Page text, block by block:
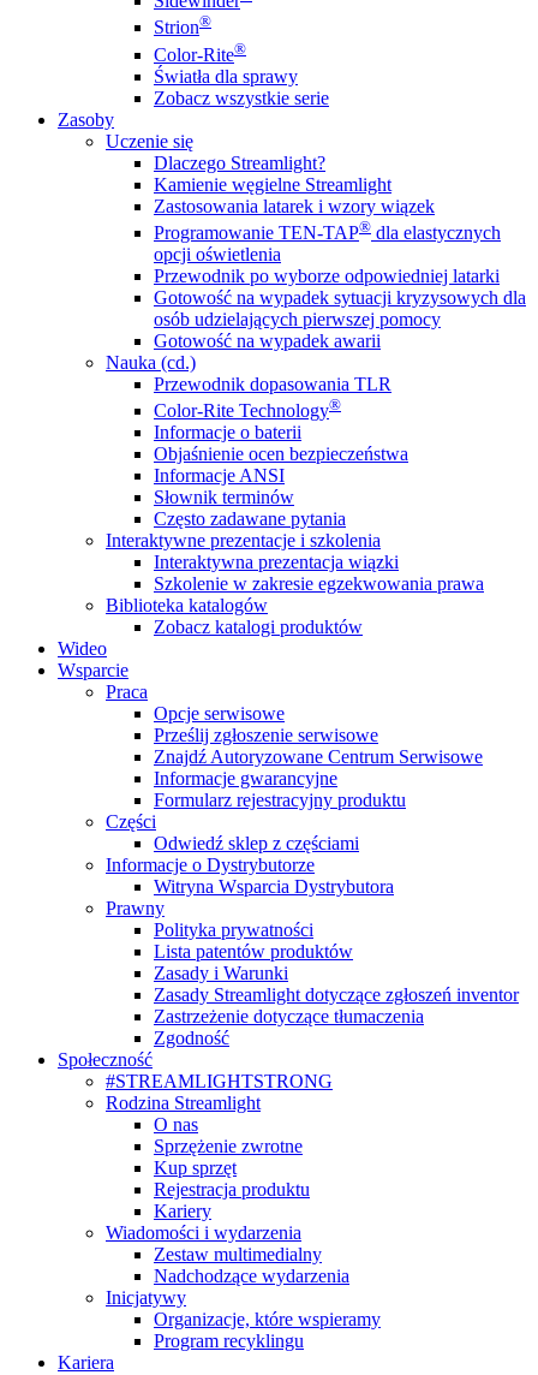
Strion®
Color-Rite®
Światła dla sprawy
Zobacz wszystkie serie
Zasoby
Uczenie się
Dlaczego Streamlight?
Kamienie węgielne Streamlight
Zastosowania latarek i wzory wiązek
Programowanie TEN-TAP® dla elastycznych
opcji oświetlenia
Przewodnik po wyborze odpowiedniej latarki
Gotowość na wypadek sytuacji kryzysowych dla
osób udzielających pierwszej pomocy
Gotowość na wypadek awarii
Nauka (cd.)
Przewodnik dopasowania TLR
Color-Rite Technology®
Informacje o baterii
Objaśnienie ocen bezpieczeństwa
Informacje ANSI
Słownik terminów
Często zadawane pytania
Interaktywne prezentacje i szkolenia
Interaktywna prezentacja wiązki
Szkolenie w zakresie egzekwowania prawa
Biblioteka katalogów
Zobacz katalogi produktów
Wideo
Wsparcie
Praca
Opcje serwisowe
Prześlij zgłoszenie serwisowe
Znajdź Autoryzowane Centrum Serwisowe
Informacje gwarancyjne
Formularz rejestracyjny produktu
Części
Odwiedź sklep z częściami
Informacje o Dystrybutorze
Witryna Wsparcia Dystrybutora
Prawny
Polityka prywatności
Lista patentów produktów
Zasady i Warunki
Zasady Streamlight dotyczące zgłoszeń inventor
Zastrzeżenie dotyczące tłumaczenia
Zgodność
Społeczność
#STREAMLIGHTSTRONG
Rodzina Streamlight
O nas
Sprzężenie zwrotne
Kup sprzęt
Rejestracja produktu
Kariery
Wiadomości i wydarzenia
Zestaw multimedialny
Nadchodzące wydarzenia
Inicjatywy
Organizacje, które wspieramy
Program recyklingu
Kariera